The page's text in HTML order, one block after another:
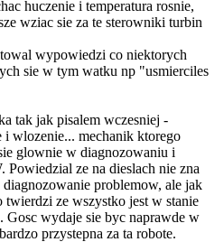
huczenie i temperatura rosnie,
wziac sie za te sterowniki turbin
wypowiedzi co niektorych
sie w tym watku np "usmierciles
tak jak pisalem wczesniej -
wlozenie... mechanik ktorego
glownie w diagnozowaniu i
ze na dieslach nie zna
problemow, ale jak
ze wszystko jest w stanie
Gosc wydaje sie byc naprawde w
przystepna za ta robote.